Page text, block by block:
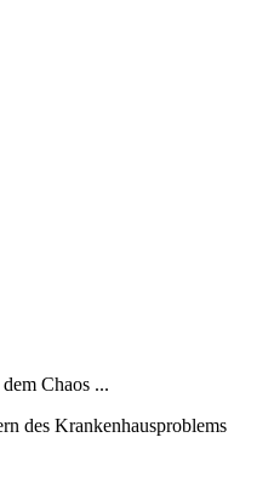
Chaos ...
des Krankenhausproblems